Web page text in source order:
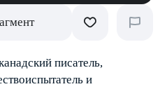
писатель,
и